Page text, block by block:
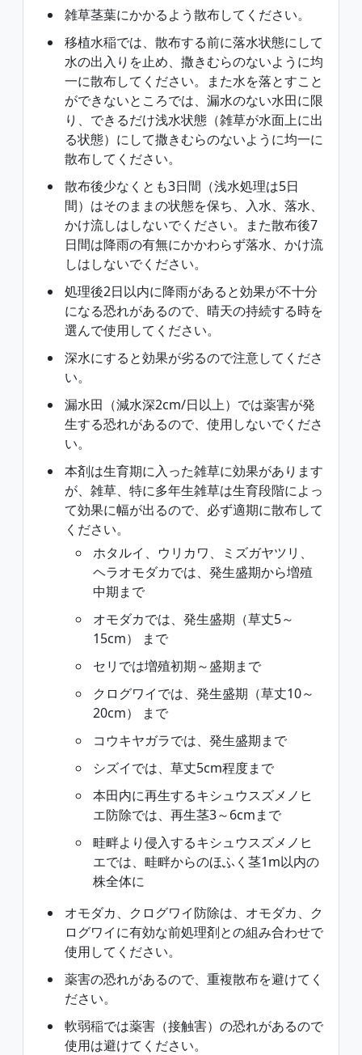
雑草茎葉にかかるよう散布してください。
移植水稲では、散布する前に落水状態にして
水の出入りを止め、撒きむらのないように均
一に散布してください。また水を落とすこと
ができないところでは、漏水のない水田に限
り、できるだけ浅水状態（雑草が水面上に出
る状態）にして撒きむらのないように均一に
散布してください。
散布後少なくとも3日間（浅水処理は5日
間）はそのままの状態を保ち、入水、落水、
かけ流しはしないでください。また散布後7
日間は降雨の有無にかかわらず落水、かけ流
しはしないでください。
処理後2日以内に降雨があると効果が不十分
になる恐れがあるので、晴天の持続する時を
選んで使用してください。
深水にすると効果が劣るので注意してくださ
い。
漏水田（減水深2cm/日以上）では薬害が発
生する恐れがあるので、使用しないでくださ
い。
本剤は生育期に入った雑草に効果があります
が、雑草、特に多年生雑草は生育段階によっ
て効果に幅が出るので、必ず適期に散布して
ください。
ホタルイ、ウリカワ、ミズガヤツリ、
ヘラオモダカでは、発生盛期から増殖
中期まで
オモダカでは、発生盛期（草丈5～
15cm） まで
セリでは増殖初期～盛期まで
クログワイでは、発生盛期（草丈10～
20cm） まで
コウキヤガラでは、発生盛期まで
シズイでは、草丈5cm程度まで
本田内に再生するキシュウスズメノヒ
エ防除では、再生茎3～6cmまで
畦畔より侵入するキシュウスズメノヒ
エでは、畦畔からのほふく茎1m以内の
株全体に
オモダカ、クログワイ防除は、オモダカ、ク
ログワイに有効な前処理剤との組み合わせで
使用してください。
薬害の恐れがあるので、重複散布を避けてく
ださい。
軟弱稲では薬害（接触害）の恐れがあるので
使用は避けてください。